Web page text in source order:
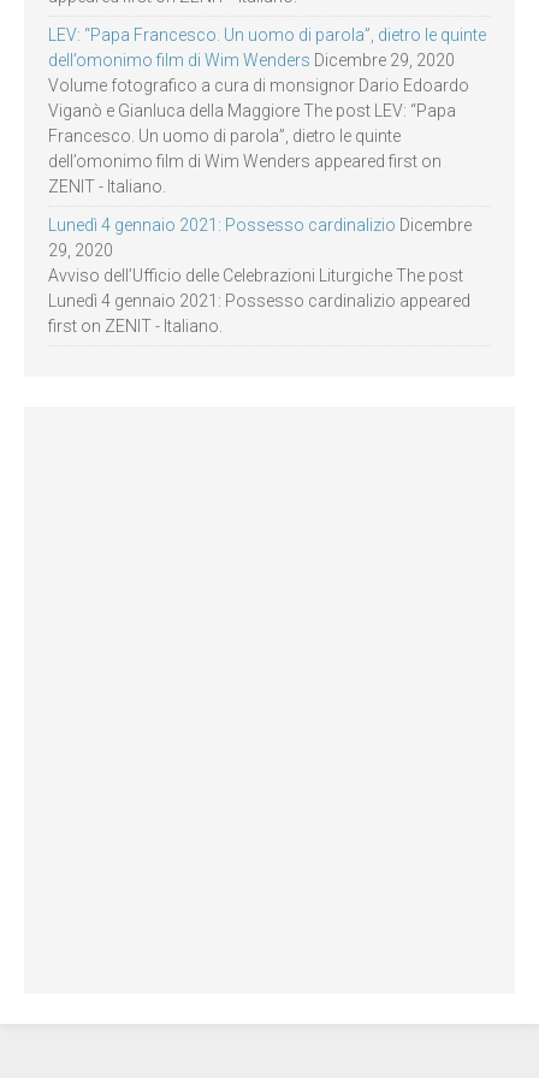
LEV: “Papa Francesco. Un uomo di parola”, dietro le quinte
dell’omonimo film di Wim Wenders Dicembre 29, 2020
Volume fotografico a cura di monsignor Dario Edoardo
Viganò e Gianluca della Maggiore The post LEV: “Papa
Francesco. Un uomo di parola”, dietro le quinte
dell’omonimo film di Wim Wenders appeared first on
ZENIT - Italiano.
Lunedì 4 gennaio 2021: Possesso cardinalizio Dicembre
29, 2020
Avviso dell’Ufficio delle Celebrazioni Liturgiche The post
Lunedì 4 gennaio 2021: Possesso cardinalizio appeared
first on ZENIT - Italiano.